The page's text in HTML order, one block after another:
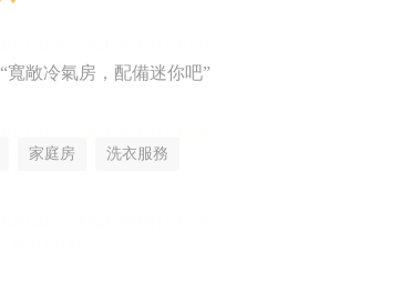
“寬敞冷氣房，配備迷你吧”
家庭房 洗衣服務